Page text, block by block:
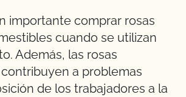
importante comprar rosas
cuando se utilizan
Además, las rosas
a problemas
de los trabajadores a la